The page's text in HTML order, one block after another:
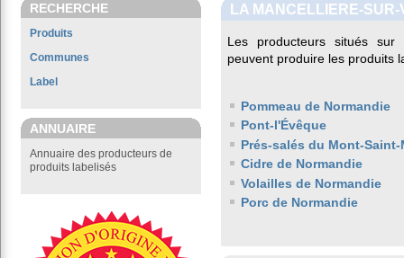
RECHERCHE
Produits
Communes
Label
ANNUAIRE
Annuaire des producteurs de
produits labelisés
LA MANCELLIERE-SUR-
Les producteurs situés
peuvent produire les produits
Pommeau de Normandie
Pont-l'Évêque
Prés-salés du Mont-
Cidre de Normandie
Volailles de Normandie
Porc de Normandie